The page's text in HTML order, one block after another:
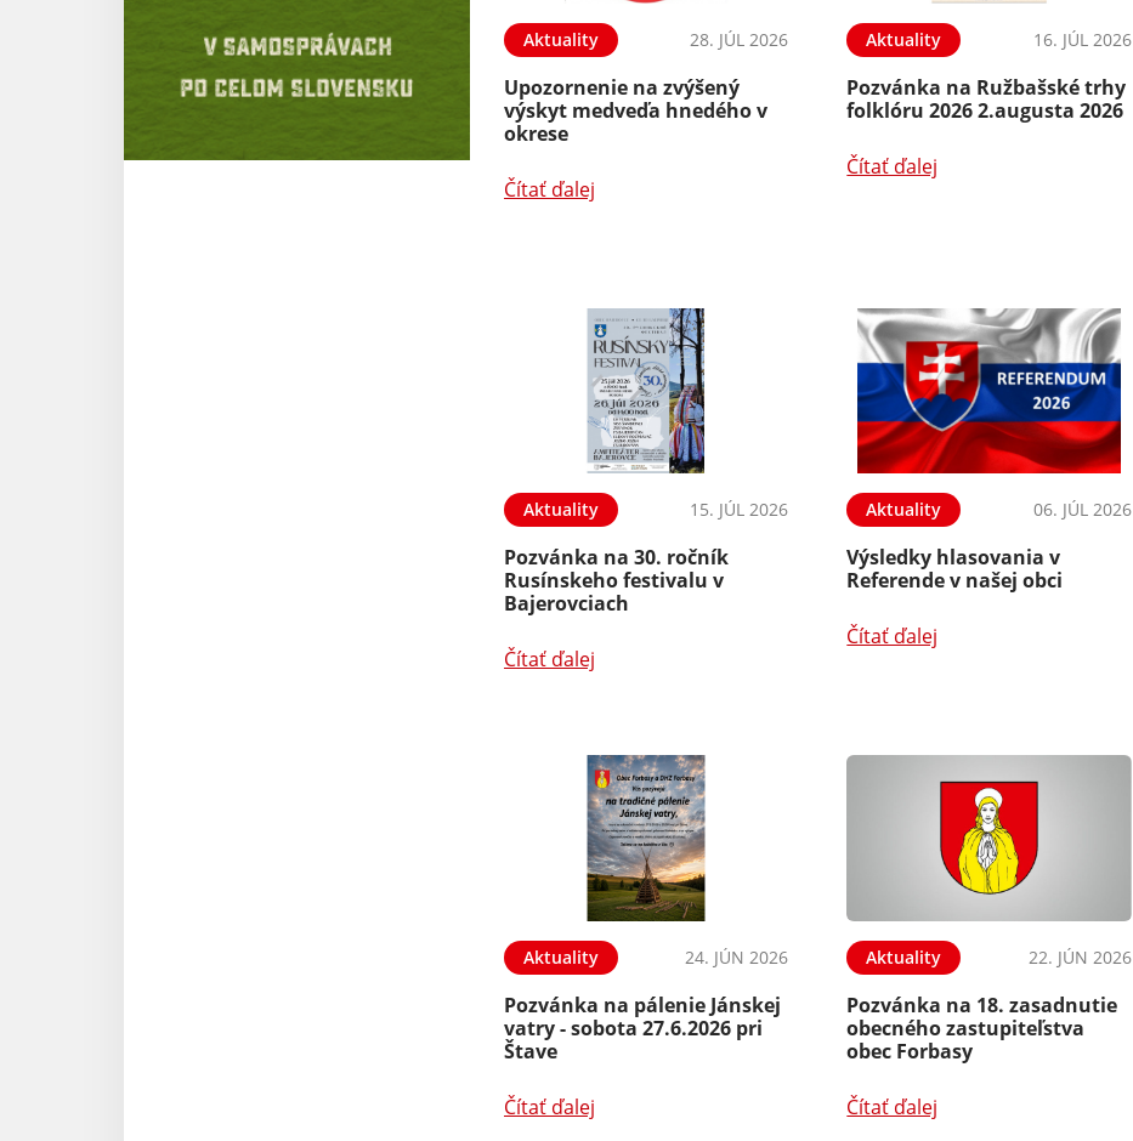
Aktuality 28. JÚL 2026
Upozornenie na zvýšený
výskyt medveďa hnedého v
okrese
Čítať ďalej
Aktuality 16. JÚL 2026
Pozvánka na Ružbašské trhy
folklóru 2026 2.augusta 2026
Čítať ďalej
Aktuality 15. JÚL 2026
Pozvánka na 30. ročník
Rusínskeho festivalu v
Bajerovciach
Čítať ďalej
Aktuality 06. JÚL 2026
Výsledky hlasovania v
Referende v našej obci
Čítať ďalej
Aktuality 24. JÚN 2026
Pozvánka na pálenie Jánskej
vatry - sobota 27.6.2026 pri
Štave
Čítať ďalej
Aktuality 22. JÚN 2026
Pozvánka na 18. zasadnutie
obecného zastupiteľstva
obec Forbasy
Čítať ďalej